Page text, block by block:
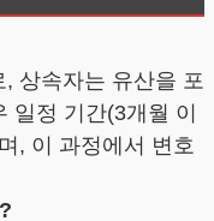
상속자는 유산을 포
일정 기간(3개월 이
, 이 과정에서 변호